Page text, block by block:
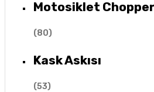
Motosiklet
(80)
Kask Askısı
(53)